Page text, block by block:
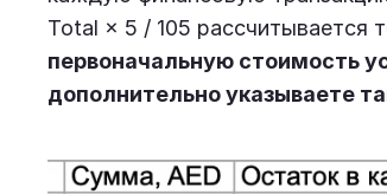
Total × 5 / 105 рассчитывается
первоначальную стоимость
дополнительно указываете